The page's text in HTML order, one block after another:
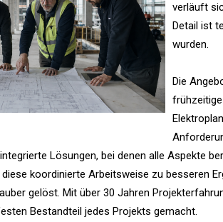
verläuft
Detail ist
wurden.
Die
Lösungen, bei denen alle Aspekte
koordinierte Arbeitsweise zu besseren
gelöst. Mit über 30 Jahren
Bestandteil jedes Projekts gemacht.